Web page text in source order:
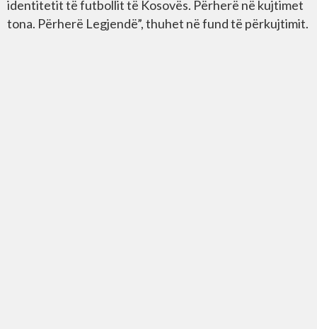
identitetit të futbollit të Kosovës. Përherë në kujtimet
tona. Përherë Legjendë”, thuhet në fund të përkujtimit.